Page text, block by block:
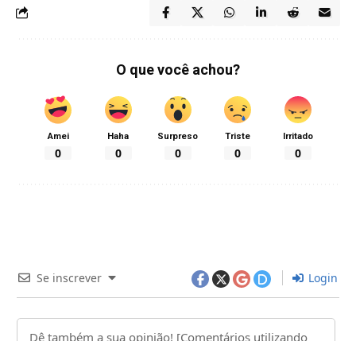
O que você achou?
Amei
0
Haha
0
Surpreso
0
Triste
0
Irritado
0
Se inscrever Login